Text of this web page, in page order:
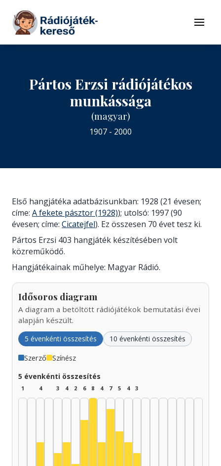
Tovább a tartalomhoz
Menü
Pártos Erzsi rádiójátékos
munkássága
(magyar)
1907 - 2000
Első hangjátéka adatbázisunkban: 1928 (21 évesen;
címe: A fekete pásztor (1928)); utolsó: 1997 (90
évesen; címe: Cicatejfel). Ez összesen 70 évet tesz ki.
Pártos Erzsi 403 hangjáték készítésében volt
közreműködő.
Hangjátékainak műhelye: Magyar Rádió.
Idősoros diagram
A diagram a betöltött rádiójátékok bemutatási évei
alapján készült.
5 évenkénti összesítés 10 évenkénti összesítés
Szerző Színész
5 évenkénti összesítés
1 4 3 4 2 6 8 4 7
Színész, 1975–1979: 7
5 4 3